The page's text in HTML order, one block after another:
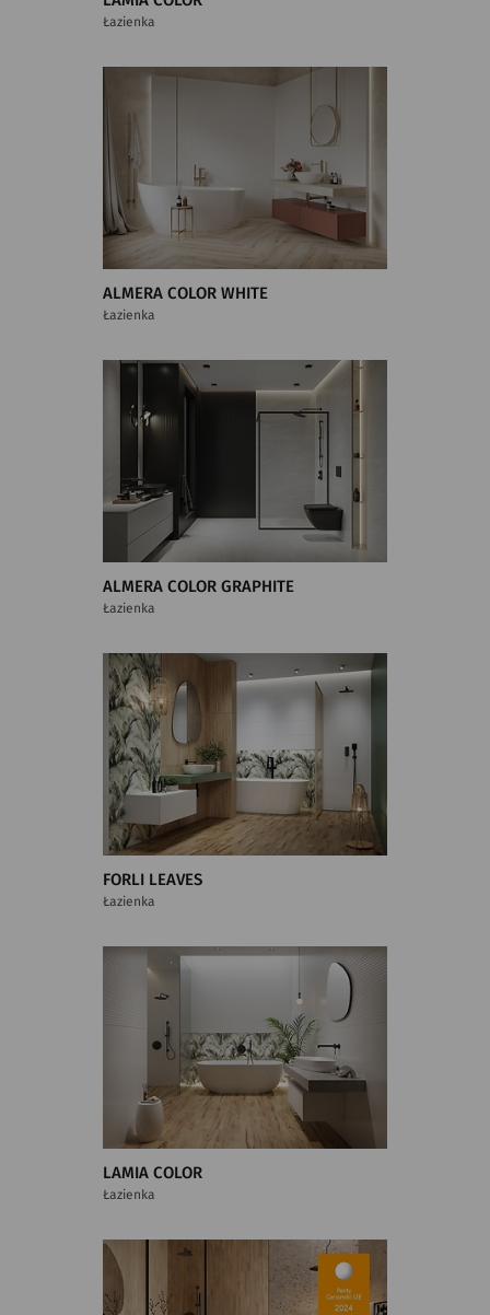
Łazienka
ALMERA COLOR WHITE
Łazienka
ALMERA COLOR GRAPHITE
Łazienka
FORLI LEAVES
Łazienka
LAMIA COLOR
Łazienka